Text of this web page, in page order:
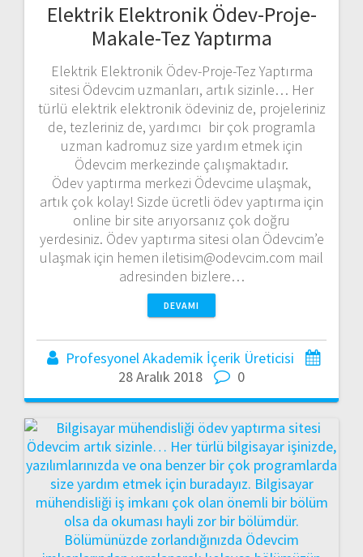
Elektrik Elektronik Ödev-Proje-
Makale-Tez Yaptırma
Elektrik Elektronik Ödev-Proje-Tez Yaptırma
sitesi Ödevcim uzmanları, artık sizinle… Her
türlü elektrik elektronik ödeviniz de, projeleriniz
de, tezleriniz de, yardımcı bir çok programla
uzman kadromuz size yardım etmek için
Ödevcim merkezinde çalışmaktadır.
Ödev yaptırma merkezi Ödevcime ulaşmak,
artık çok kolay! Sizde ücretli ödev yaptırma için
online bir site arıyorsanız çok doğru
yerdesiniz. Ödev yaptırma sitesi olan Ödevcim’e
ulaşmak için hemen iletisim@odevcim.com mail
adresinden bizlere…
DEVAMI
Profesyonel Akademik İçerik Üreticisi
28 Aralık 2018
0